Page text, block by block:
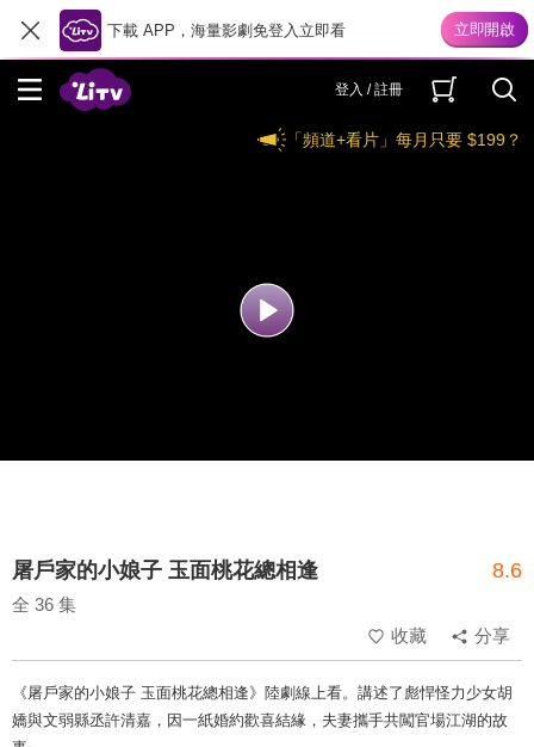
下載 APP，海量影劇免登入立即看
登入 / 註冊
「頻道+看片」每月只要 $199？
屠戶家的小娘子 玉面桃花總相逢 8.6
全 36 集
收藏
分享
《屠戶家的小娘子 玉面桃花總相逢》陸劇線上看。講述了彪悍怪力少女胡
嬌與文弱縣丞許清嘉，因一紙婚約歡喜結緣，夫妻攜手共闖官場江湖的故